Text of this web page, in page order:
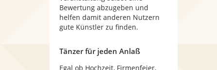
Bewertung abzugeben und
helfen damit anderen Nutzern
gute Künstler zu finden.
Tänzer für jeden Anlaß
Egal ob Hochzeit, Firmenfeier,